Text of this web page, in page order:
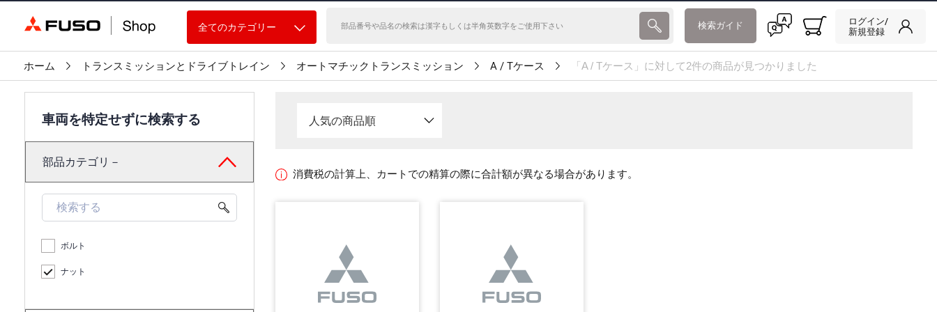
全てのカテゴリー 検索ガイド
ログイン/
新規登録
ホーム トランスミッションとドライブトレイン オートマチックトランスミッション A / Tケース 「A / Tケース」に対して2件の商品が見つかりました
車両を特定せずに検索する
部品カテゴリ－
ボルト
ナット
人気の商品順
消費税の計算上、カートでの精算の際に合計額が異なる場合があります。